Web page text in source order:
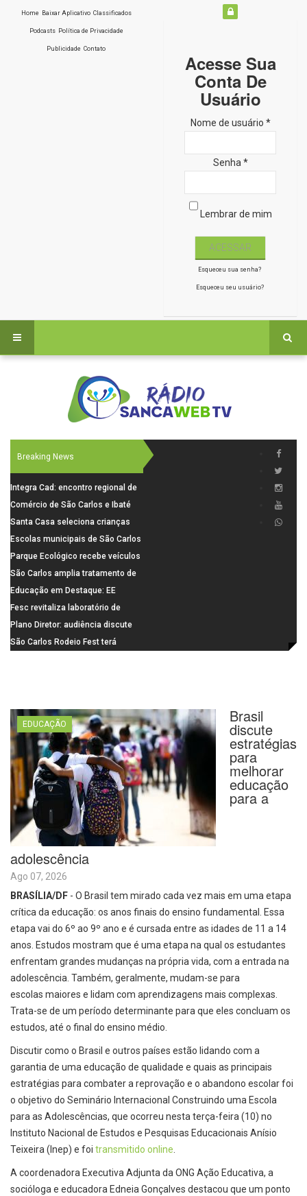
Home Baixar Aplicativo Classificados
Podcasts Política de Privacidade
Publicidade Contato
Acesse Sua
Conta De
Usuário
Nome de usuário *
Senha *
Lembrar de mim
Esqueceu sua senha?
Esqueceu seu usuário?
Breaking News
Integra Cad: encontro regional de
segurança púbica será realizado
dia 10 de agosto em São Carlos
Comércio de São Carlos e Ibaté
terá horário especial para o dia
dos Pais
Santa Casa seleciona crianças
para pesquisa sobre dor de
crescimento
Escolas municipais de São Carlos
superam média Nacional do IDEB
Parque Ecológico recebe veículos
elétricos e moderniza rotina de
manejo dos animais
São Carlos amplia tratamento de
resíduos de saúde com autoclave
de última geração
Educação em Destaque: EE
Visconde da Cunha Bueno, em
Santa Eudóxia, alcança nota 7,8
no IDEB 2025 e celebra conquista
Fesc revitaliza laboratório de
informática da Emeb Ulysses
Picolo
Plano Diretor: audiência discute
mobilidade urbana e infraestrutura
São Carlos Rodeio Fest terá
EDUCAÇÃO Brasil
discute
estratégias
para
melhorar
educação
para a
adolescência
Ago 07, 2026
BRASÍLIA/DF - O Brasil tem mirado cada vez mais em uma etapa
crítica da educação: os anos finais do ensino fundamental. Essa
etapa vai do 6º ao 9º ano e é cursada entre as idades de 11 a 14
anos. Estudos mostram que é uma etapa na qual os estudantes
enfrentam grandes mudanças na própria vida, com a entrada na
adolescência. Também, geralmente, mudam-se para
escolas maiores e lidam com aprendizagens mais complexas.
Trata-se de um período determinante para que eles concluam os
estudos, até o final do ensino médio.
Discutir como o Brasil e outros países estão lidando com a
garantia de uma educação de qualidade e quais as principais
estratégias para combater a reprovação e o abandono escolar foi
o objetivo do Seminário Internacional Construindo uma Escola
para as Adolescências, que ocorreu nesta terça-feira (10) no
Instituto Nacional de Estudos e Pesquisas Educacionais Anísio
Teixeira (Inep) e foi transmitido online
A coordenadora Executiva Adjunta da ONG Ação Educativa, a
socióloga e educadora Edneia Gonçalves destacou que um ponto